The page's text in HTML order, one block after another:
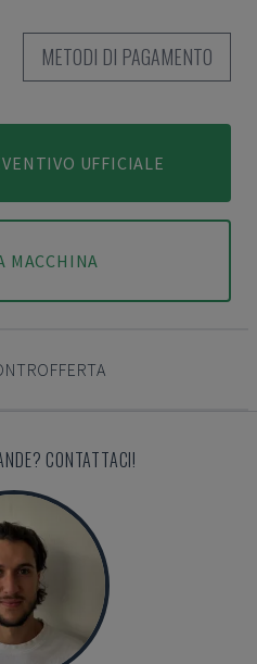
METODI DI PAGAMENTO
UFFICIALE
MACCHINA
CONTATTACI!